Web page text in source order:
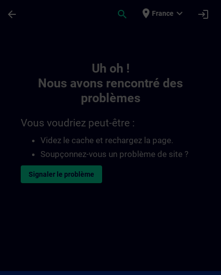
arrow_back search place France expand_more login
Uh oh !
Nous avons rencontré des
problèmes
Vous voudriez peut-être :
Videz le cache et rechargez la page.
Soupçonnez-vous un problème de site ?
Signaler le problème